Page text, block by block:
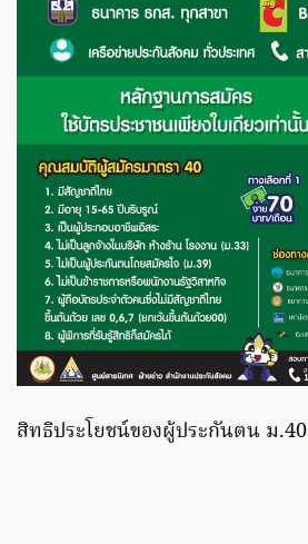
สิทธิประโยชน์ของผู้ประกันตน ม.40